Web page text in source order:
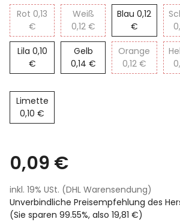
Rot0,13
€
Weiß
0,12 €
Blau0,12
€
Lila 0,10
€
Gelb
0,14 €
Orange
0,12 €
Limette
0,10 €
0,09 €
inkl. 19% USt. (DHL Warensendung)
Unverbindliche Preisempfehlung des
(Sie sparen 99.55%, also 19,81 €)